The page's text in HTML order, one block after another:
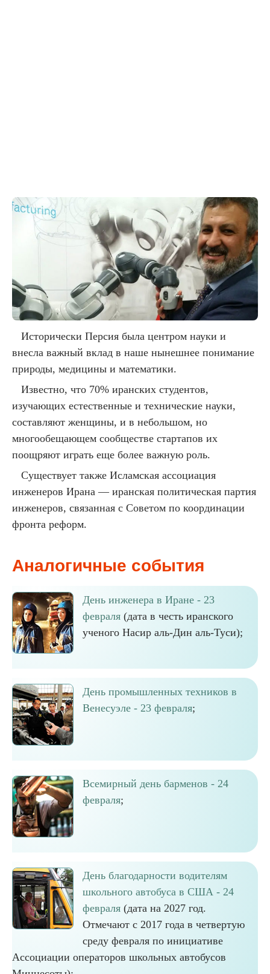
Исторически Персия была центром науки и
внесла важный вклад в наше нынешнее понимание
природы, медицины и математики.
Известно, что 70% иранских студентов,
изучающих естественные и технические науки,
составляют женщины, и в небольшом, но
многообещающем сообществе стартапов их
поощряют играть еще более важную роль.
Существует также Исламская ассоциация
инженеров Ирана — иранская политическая партия
инженеров, связанная с Советом по координации
фронта реформ.
Аналогичные события
День инженера в Иране - 23
февраля (дата в честь иранского
ученого Насир аль-Дин аль-Туси);
День промышленных техников в
Венесуэле - 23 февраля;
Всемирный день барменов - 24
февраля;
День благодарности водителям
школьного автобуса в США - 24
февраля (дата на 2027 год.
Отмечают с 2017 года в четвертую
среду февраля по инициативе
Ассоциации операторов школьных автобусов